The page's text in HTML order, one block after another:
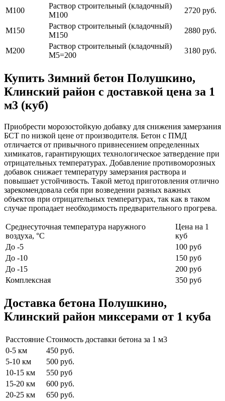
М100
Раствор строительный (кладочный)
М100
2720 руб.
М150
Раствор строительный (кладочный)
М150
2880 руб.
М200
Раствор строительный (кладочный)
М5=200
3180 руб.
Купить Зимний бетон Полушкино,
Клинский район с доставкой цена за 1
м3 (куб)
Приобрести морозостойкую добавку для снижения замерзания
БСТ по низкой цене от производителя. Бетон с ПМД
отличается от привычного привнесением определенных
химикатов, гарантирующих технологическое затвердение при
отрицательных температурах. Добавление противоморозных
добавок снижает температуру замерзания раствора и
повышает устойчивость. Такой метод приготовления отлично
зарекомендовала себя при возведении разных важных
объектов при отрицательных температурах, так как в таком
случае пропадает необходимость предварительного прогрева.
Среднесуточная температура наружного
воздуха, °C
Цена на 1
куб
До -5
100 руб
До -10
150 руб
До -15
200 руб
Комплексная
350 руб
Доставка бетона Полушкино,
Клинский район миксерами от 1 куба
Расстояние Стоимость доставки бетона за 1 м3
0-5 км
450 руб.
5-10 км
500 руб.
10-15 км
550 руб
15-20 км
600 руб.
20-25 км
650 руб.